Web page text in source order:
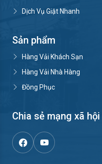
Dịch Vụ Giặt Nhanh
Sản phẩm
Hàng Vải Khách Sạn
Hàng Vải Nhà Hàng
Đồng Phục
Chia sẻ mạng xã hội